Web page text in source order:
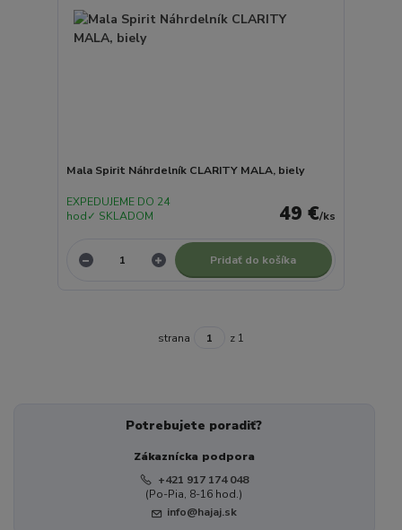
Mala Spirit Náhrdelník CLARITY MALA, biely
49 €/ks
EXPEDUJEME DO 24
hod✓ SKLADOM
Pridať do košíka
strana z 1
Potrebujete poradiť?
Zákaznícka podpora
+421 917 174 048
(Po-Pia, 8-16 hod.)
info@hajaj.sk